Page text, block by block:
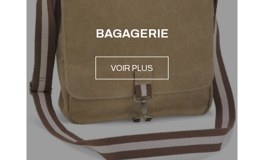
BAGAGERIE
VOIR PLUS